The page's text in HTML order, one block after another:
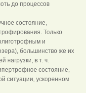
до процессов
состояние,
Только
и
большинство же их
нагрузки, в т. ч.
состояние,
ситуации, ускоренном